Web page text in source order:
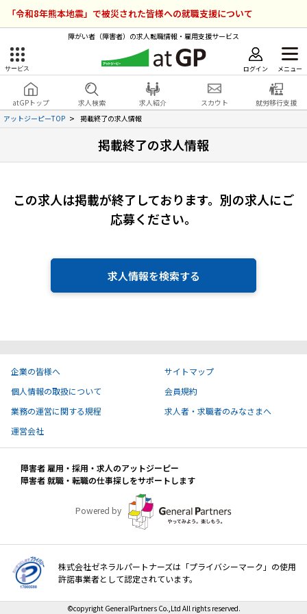
「令和8年熊本地震」で被災された皆様への就職支援について
障がい者（障害者）の求人転職情報・雇用支援サービス
サービス ログイン メニュー
atGPトップ 求人検索 求人紹介 スカウト
就労移行支援
アットジーピーTOP
掲載終了の求人情報
掲載終了の求人情報
この求人は掲載が終了しております。 別の求人にご
応募ください。
求人情報を検索する
企業の皆様へ
サイトマップ
個人情報の取扱について
会員規約
業務の運営に関する規程
求人者・求職者のみなさまへ
運営会社
障害者 雇用・採用・求人のアットジーピー
障害者 就職・転職の仕事探しをサポートします
Powered by
株式会社ゼネラルパートナーズは「プライバシーマーク」の使用
許諾事業者として認定されています。
©copyright GeneralPartners Co.,Ltd All rights reserved.
障害者雇用のアットジーピー
サービスラインナップ
就転職支援サービス
障害のある新卒学生専門の就職エージェントサービス
障害者専門の求人検索・スカウトサービス
障害別専門支援の就労移行支援サービス
ログイン 会員登録 無料
求人を紹介してもらう
スカウトを受ける
就職・転職ノウハウ
お問い合わせ・よくある質問
お問い合わせ
よくある質問
採用をお考えの企業様はこちら
メニューを閉じる